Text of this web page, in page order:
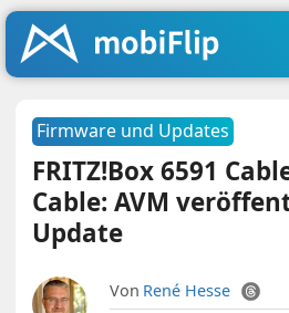
Firmware und Updates
FRITZ!Box 6591
Cable: AVM
Update
Von René Hesse